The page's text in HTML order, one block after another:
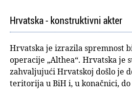
Hrvatska - konstruktivni akter
Hrvatska je izrazila spremnost
operacije „Althea“. Hrvatska je
zahvaljujući Hrvatskoj došlo je
teritorija u BiH i, u konačnici,